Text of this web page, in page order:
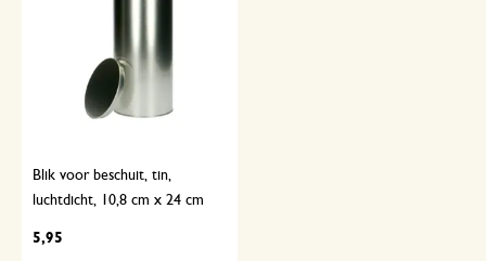
Blik voor beschuit, tin,
luchtdicht, 10,8 cm x 24 cm
5,95